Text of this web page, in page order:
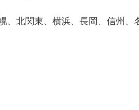
、北関東、横浜、長岡、信州、